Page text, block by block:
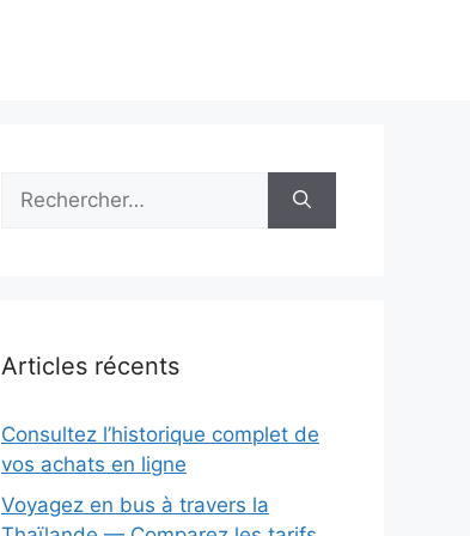
Rechercher :
Articles récents
Consultez l’historique complet de
vos achats en ligne
Voyagez en bus à travers la